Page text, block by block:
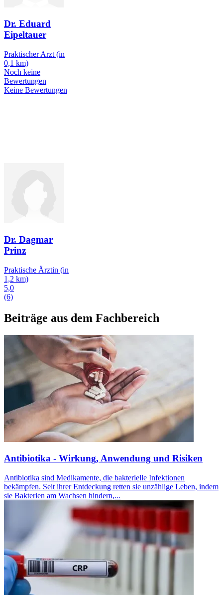
Dr. Eduard
Eipeltauer
Praktischer Arzt (in
0,1 km)
Noch keine
Bewertungen
Keine Bewertungen
Dr. Dagmar
Prinz
Praktische Ärztin (in
1,2 km)
5,0
(6)
Beiträge aus dem Fachbereich
Antibiotika - Wirkung, Anwendung und Risiken
Antibiotika sind Medikamente, die bakterielle Infektionen
bekämpfen. Seit ihrer Entdeckung retten sie unzählige Leben, indem
sie Bakterien am Wachsen hindern,...